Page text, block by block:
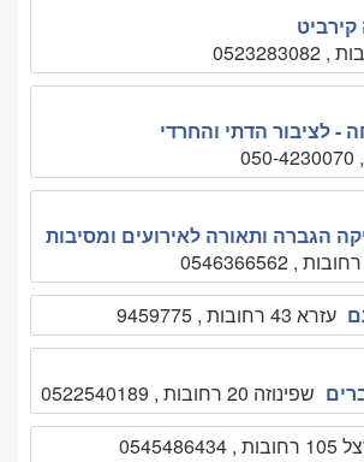
- לציבור הדתי והחרדי
הגברה ותאורה לאירועים ומסיבות
עזרא 43 רחובות , 9459775
שפינוזה 20 רחובות , 0522540189
0545486434